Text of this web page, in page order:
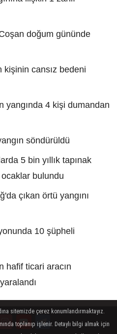
doğum gününde
kişinin cansız bedeni
yangında 4 kişi dumandan
söndürüldü
5 bin yıllık tapınak
bulundu
çıkan örtü yangını
10 şüpheli
hafif ticari aracın
sitemizde çerez konumlandırmaktayız.
toplanıp işlenir. Detaylı bilgi almak için